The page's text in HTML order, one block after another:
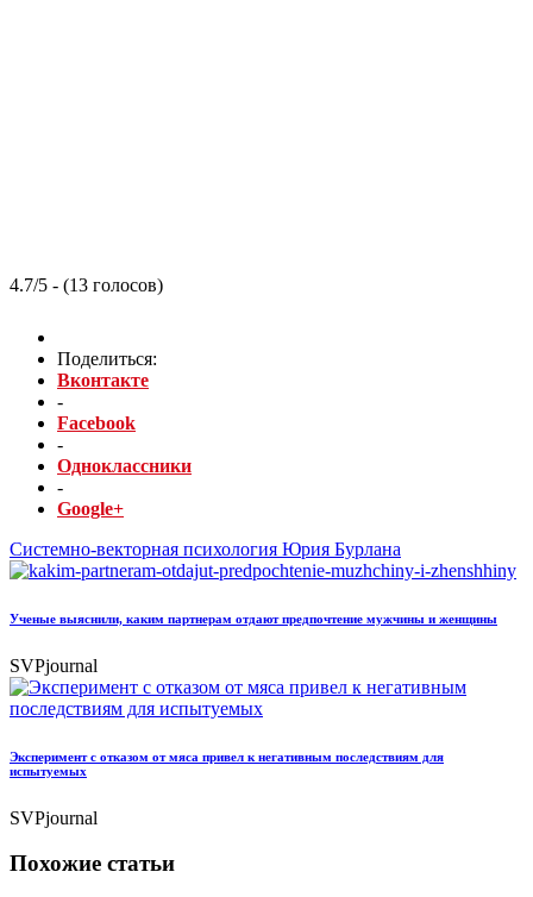
4.7/5 - (13 голосов)
Поделиться:
Вконтакте
-
Facebook
-
Одноклассники
-
Google+
Системно-векторная психология Юрия Бурлана
Ученые выяснили, каким партнерам отдают предпочтение мужчины и женщины
SVPjournal
Эксперимент с отказом от мяса привел к негативным последствиям для
испытуемых
SVPjournal
Похожие статьи